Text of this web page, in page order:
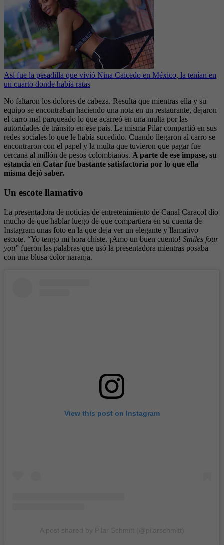
Así fue la pesadilla que vivió Nina Caicedo en México, la tenían en
un cuarto donde había ratas
No faltaron los dolores de cabeza. Resulta que mientras ella y su
equipo se encontraban haciendo una nota en un restaurante, dejaron
el carro mal parqueado lo que acarreó en una multa por las
autoridades de tránsito en ese país. La misma Pilar compartió en sus
redes sociales lo que le había sucedido. Cuando llegaron al carro se
encontraron con el papel y la multa que tuvieron que pagar fue
cercana al millón de pesos colombianos. A parte de ese impase, su
estancia en Catar fue bastante satisfactoria por lo que ella
misma dejó saber.
Un escote llamativo
La presentadora de noticias de entretenimiento de Canal Caracol dio
mucho de que hablar luego de que compartiera en su cuenta de
Instagram unas foto en la que deja ver un elegante y llamativo
escote. “Yo tengo mi hora chiste. ¡Amo un buen cuento! Smiles four
you” fueron las palabras que usó la presentadora mientras posaba
con una blusa color naranja.
View this post on Instagram